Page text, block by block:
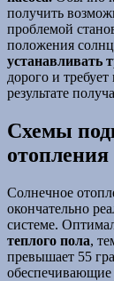
получить
проблемой
положения
устанавливать
дорого и
результате
Схемы
отопления
Солнечное
окончательно
системе.
теплого пола,
превышает 55
обеспечивающие